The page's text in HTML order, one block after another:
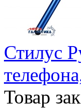
Стилус
Товар